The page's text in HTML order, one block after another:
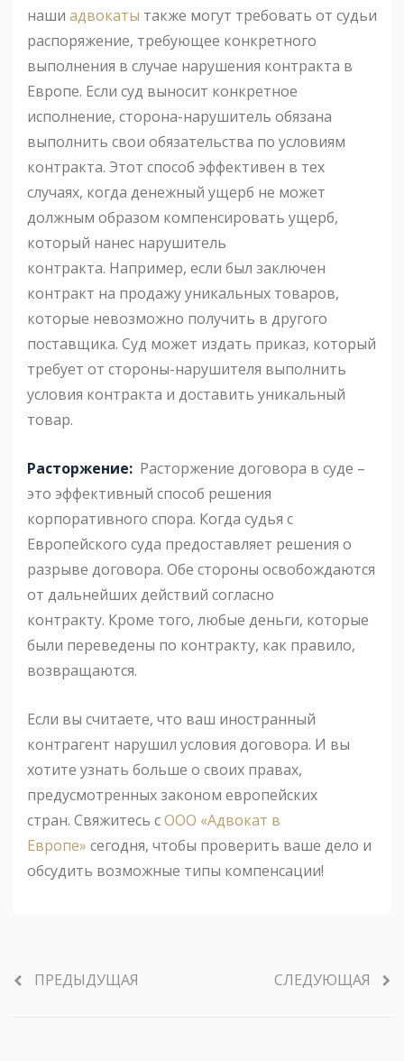
наши адвокаты также могут требовать от судьи
распоряжение, требующее конкретного
выполнения в случае нарушения контракта в
Европе. Если суд выносит конкретное
исполнение, сторона-нарушитель обязана
выполнить свои обязательства по условиям
контракта. Этот способ эффективен в тех
случаях, когда денежный ущерб не может
должным образом компенсировать ущерб,
который нанес нарушитель
контракта. Например, если был заключен
контракт на продажу уникальных товаров,
которые невозможно получить в другого
поставщика. Суд может издать приказ, который
требует от стороны-нарушителя выполнить
условия контракта и доставить уникальный
товар.
Расторжение: Расторжение договора в суде –
это эффективный способ решения
корпоративного спора. Когда судья с
Европейского суда предоставляет решения о
разрыве договора. Обе стороны освобождаются
от дальнейших действий согласно
контракту. Кроме того, любые деньги, которые
были переведены по контракту, как правило,
возвращаются.
Если вы считаете, что ваш иностранный
контрагент нарушил условия договора. И вы
хотите узнать больше о своих правах,
предусмотренных законом европейских
стран. Свяжитесь сООО «Адвокат в
Европе» сегодня, чтобы проверить ваше дело и
обсудить возможные типы компенсации!
ПРЕДЫДУЩАЯ СЛЕДУЮЩАЯ